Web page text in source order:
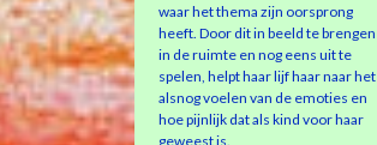
waar het thema zijn oorsprong
heeft. Door dit in beeld te brengen
in de ruimte en nog eens uit te
spelen, helpt haar lijf haar naar het
alsnog voelen van de emoties en
hoe pijnlijk dat als kind voor haar
geweest is.